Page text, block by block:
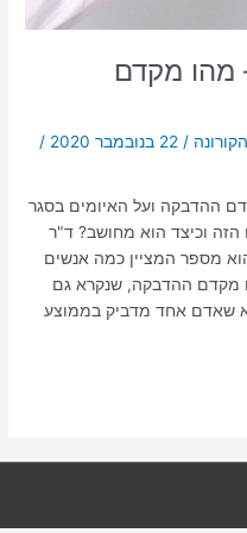
מהו מקדם
/ 22 בנובמבר 2020
/
ההדבקה ועל האיומים בסגר
וכיצד הוא מחושב? ד"ר
מספר המציין כמה אנשים
מקדם ההדבקה, שנקרא גם
המשמעות היא שאדם אחד מדביק בממוצע